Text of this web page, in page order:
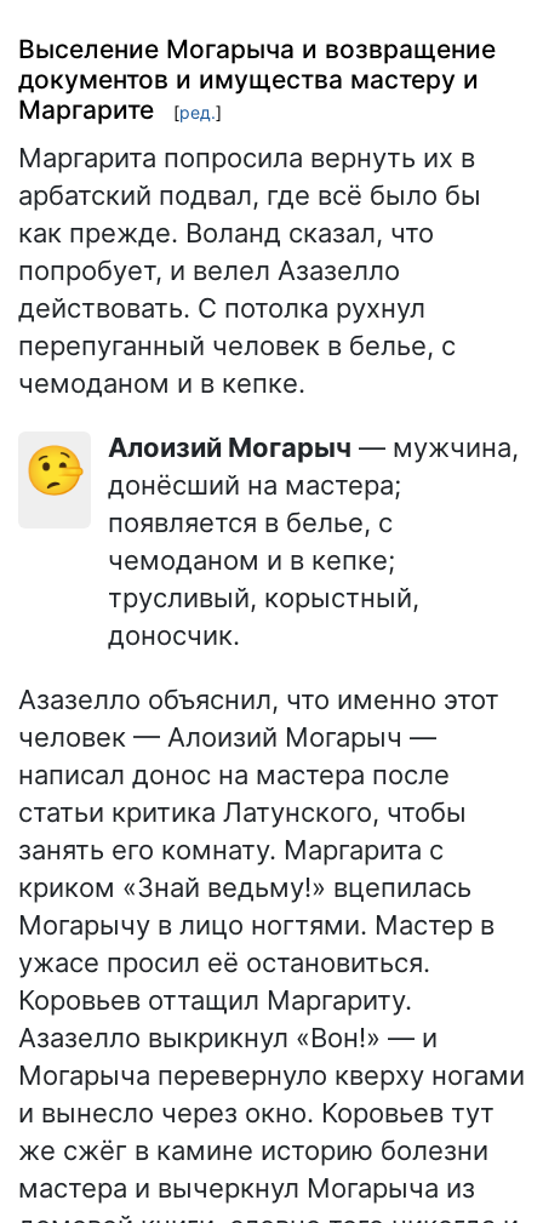
Выселение Могарыча и возвращение
документов и имущества мастеру и
Маргарите
[ред.]
Маргарита попросила вернуть их в
арбатский подвал, где всё было бы
как прежде. Воланд сказал, что
попробует, и велел Азазелло
действовать. С потолка рухнул
перепуганный человек в белье, с
чемоданом и в кепке.
🤥 Алоизий Могарыч — мужчина,
донёсший на мастера;
появляется в белье, с
чемоданом и в кепке;
трусливый, корыстный,
доносчик.
Азазелло объяснил, что именно этот
человек — Алоизий Могарыч —
написал донос на мастера после
статьи критика Латунского, чтобы
занять его комнату. Маргарита с
криком «Знай ведьму!» вцепилась
Могарычу в лицо ногтями. Мастер в
ужасе просил её остановиться.
Коровьев оттащил Маргариту.
Азазелло выкрикнул «Вон!» — и
Могарыча перевернуло кверху ногами
и вынесло через окно. Коровьев тут
же сжёг в камине историю болезни
мастера и вычеркнул Могарыча из